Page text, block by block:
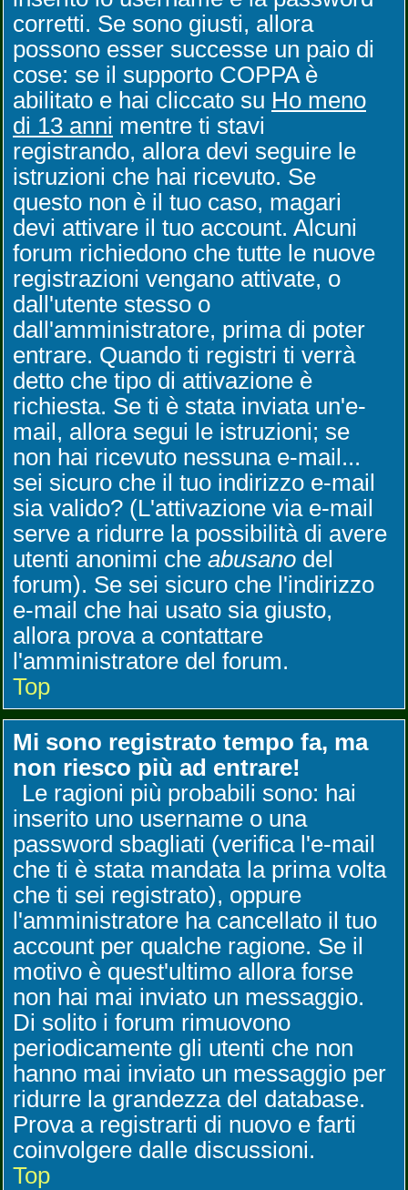
corretti. Se sono giusti, allora
possono esser successe un paio di
cose: se il supporto COPPA è
abilitato e hai cliccato su Ho meno
di 13 anni mentre ti stavi
registrando, allora devi seguire le
istruzioni che hai ricevuto. Se
questo non è il tuo caso, magari
devi attivare il tuo account. Alcuni
forum richiedono che tutte le nuove
registrazioni vengano attivate, o
dall'utente stesso o
dall'amministratore, prima di poter
entrare. Quando ti registri ti verrà
detto che tipo di attivazione è
richiesta. Se ti è stata inviata un'e-
mail, allora segui le istruzioni; se
non hai ricevuto nessuna e-mail...
sei sicuro che il tuo indirizzo e-mail
sia valido? (L'attivazione via e-mail
serve a ridurre la possibilità di avere
utenti anonimi che abusano del
forum). Se sei sicuro che l'indirizzo
e-mail che hai usato sia giusto,
allora prova a contattare
l'amministratore del forum.
Top
Mi sono registrato tempo fa, ma
non riesco più ad entrare!
Le ragioni più probabili sono: hai
inserito uno username o una
password sbagliati (verifica l'e-mail
che ti è stata mandata la prima volta
che ti sei registrato), oppure
l'amministratore ha cancellato il tuo
account per qualche ragione. Se il
motivo è quest'ultimo allora forse
non hai mai inviato un messaggio.
Di solito i forum rimuovono
periodicamente gli utenti che non
hanno mai inviato un messaggio per
ridurre la grandezza del database.
Prova a registrarti di nuovo e farti
coinvolgere dalle discussioni.
Top